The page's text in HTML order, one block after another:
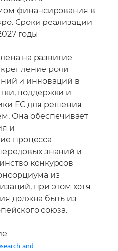
финансирования в
Сроки реализации
годы.
на развитие
роли
и инноваций в
поддержки и
ЕС для решения
Она обеспечивает
и
процесса
знаний и
конкурсов
из
при этом хотя
должна быть из
союза.
and-